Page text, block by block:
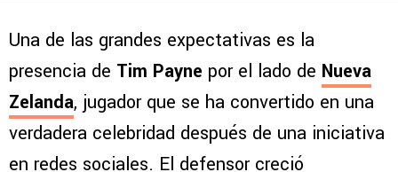
Una de las grandes expectativas es la
presencia de Tim Payne por el lado de Nueva
Zelanda, jugador que se ha convertido en una
verdadera celebridad después de una iniciativa
en redes sociales. El defensor creció